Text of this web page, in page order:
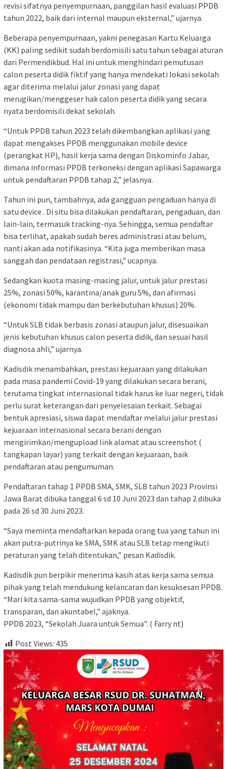
revisi sifatnya penyempurnaan, panggilan hasil evaluasi PPDB
tahun 2022, baik dari internal maupun eksternal,” ujarnya.
Beberapa penyempurnaan, yakni penegasan Kartu Keluarga
(KK) paling sedikit sudah berdomisili satu tahun sebagai aturan
dari Permendikbud. Hal ini untuk menghindari pemutusan
calon peserta didik fiktif yang hanya mendekati lokasi sekolah
agar diterima melalui jalur zonasi yang dapat
merugikan/menggeser hak calon peserta didik yang secara
nyata berdomisili dekat sekolah.
“Untuk PPDB tahun 2023 telah dikembangkan aplikasi yang
dapat mengakses PPDB menggunakan mobile device
(perangkat HP), hasil kerja sama dengan Diskominfo Jabar,
dimana informasi PPDB terkoneksi dengan aplikasi Sapawarga
untuk pendaftaran PPDB tahap 2,” jelasnya.
Tahun ini pun, tambahnya, ada gangguan pengaduan hanya di
satu device . Di situ bisa dilakukan pendaftaran, pengaduan, dan
lain-lain, termasuk tracking-nya. Sehingga, semua pendaftar
bisa terlihat, apakah sudah beres administrasi atau belum,
nanti akan ada notifikasinya. “Kita juga memberikan masa
sanggah dan pendataan registrasi,” ucapnya.
Sedangkan kuota masing-masing jalur, untuk jalur prestasi
25%, zonasi 50%, karantina/anak guru 5%, dan afirmasi
(ekonomi tidak mampu dan berkebutuhan khusus) 20%.
“Untuk SLB tidak berbasis zonasi ataupun jalur, disesuaikan
jenis kebutuhan khusus calon peserta didik, dan sesuai hasil
diagnosa ahli,” ujarnya.
Kadisdik menambahkan, prestasi kejuaraan yang dilakukan
pada masa pandemi Covid-19 yang dilakukan secara berani,
terutama tingkat internasional tidak harus ke luar negeri, tidak
perlu surat keterangan dari penyelesaian terkait. Sebagai
bentuk apresiasi, siswa dapat mendaftar melalui jalur prestasi
kejuaraan internasional secara berani dengan
mengirimkan/mengupload link alamat atau screenshot (
tangkapan layar) yang terkait dengan kejuaraan, baik
pendaftaran atau pengumuman.
Pendaftaran tahap 1 PPDB SMA, SMK, SLB tahun 2023 Provinsi
Jawa Barat dibuka tanggal 6 sd 10 Juni 2023 dan tahap 2 dibuka
pada 26 sd 30 Juni 2023.
“Saya meminta mendaftarkan kepada orang tua yang tahun ini
akan putra-putrinya ke SMA, SMK atau SLB tetap mengikuti
peraturan yang telah ditentukan,” pesan Kadisdik.
Kadisdik pun berpikir menerima kasih atas kerja sama semua
pihak yang telah mendukung kelancaran dan kesuksesan PPDB.
“Mari kita sama-sama wujudkan PPDB yang objektif,
transparan, dan akuntabel,” ajaknya.
PPDB 2023, “Sekolah Juara untuk Semua”. ( Farry nt)
Post Views: 435